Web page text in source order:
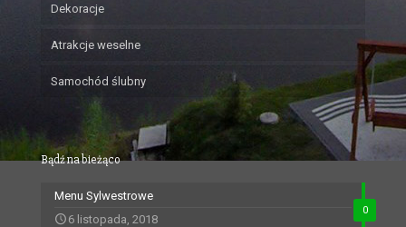
Dekoracje
Atrakcje weselne
Samochód ślubny
Bądź na bieżąco
0
Menu Sylwestrowe
6 listopada, 2018